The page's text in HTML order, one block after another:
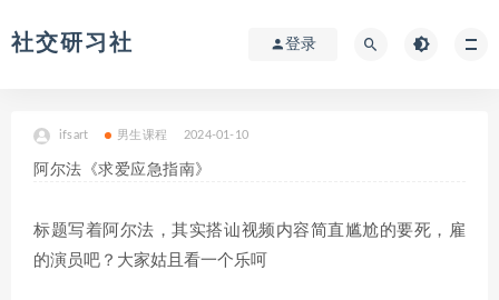
社交研习社 登录
ifsart 男生课程 2024-01-10
阿尔法《求爱应急指南》
标题写着阿尔法，其实搭讪视频内容简直尴尬的要死，雇
的演员吧？大家姑且看一个乐呵